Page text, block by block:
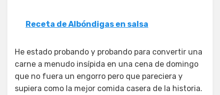
Receta de Albóndigas en salsa
He estado probando y probando para convertir una
carne a menudo insípida en una cena de domingo
que no fuera un engorro pero que pareciera y
supiera como la mejor comida casera de la historia.